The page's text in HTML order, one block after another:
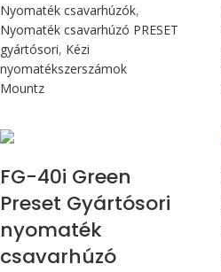
Nyomaték csavarhúzók,
Nyomaték csavarhúzó PRESET
gyártósori, Kézi
nyomatékszerszámok
Mountz
FG-40i Green
Preset Gyártósori
nyomaték
csavarhúzó